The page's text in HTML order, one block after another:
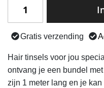
Gratis verzending
Hair tinsels voor jou
ontvang je een bundel
zijn 1 meter lang en je